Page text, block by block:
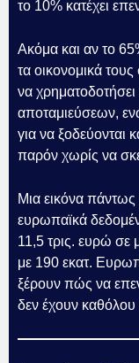
το 10% κατέχει
Ακόμα και αν το
τα οικονομικά
να
αποταμιεύσεων,
για να ξοδεύονται
παρόν χωρίς να
Μια εικόνα
ευρωπαϊκά
11,5 τρις. ευρώ σε
με 190 εκατ.
ξέρουν πώς να
δεν έχουν καθόλου